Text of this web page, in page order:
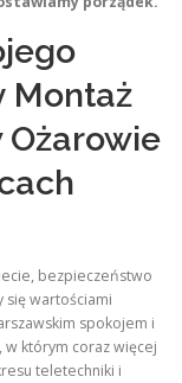
Montaż
bezpieczeństwo
się wartościami
spokojem i
w którym coraz więcej
teletechniki i